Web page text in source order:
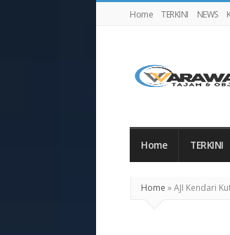
Home TERKINI NEWS
Home TERKINI
Home »AJI Kendari